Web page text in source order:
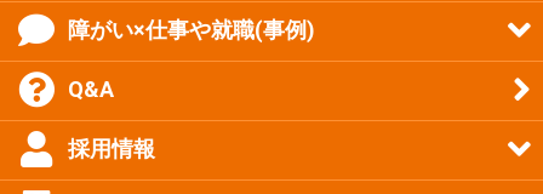
障がい×仕事や就職(事例)
Q&A
採用情報